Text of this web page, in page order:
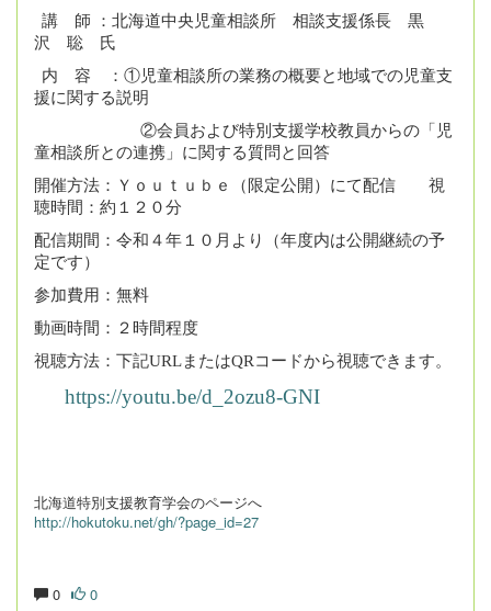
講 師 ：北海道中央児童相談所 相談支援係長 黒
沢 聡 氏
内 容 ：①児童相談所の業務の概要と地域での児童支
援に関する説明
②会員および特別支援学校教員からの「児
童相談所との連携」に関する質問と回答
開催方法：Ｙｏｕｔｕｂｅ（限定公開）にて配信 視
聴時間：約１２０分
配信期間：令和４年１０月より（年度内は公開継続の予
定です）
参加費用：無料
動画時間：２時間程度
視聴方法：下記URLまたはQRコードから視聴できます。
https://youtu.be/d_2ozu8-GNI
北海道特別支援教育学会のページへ
http://hokutoku.net/gh/?page_id=27
0 0